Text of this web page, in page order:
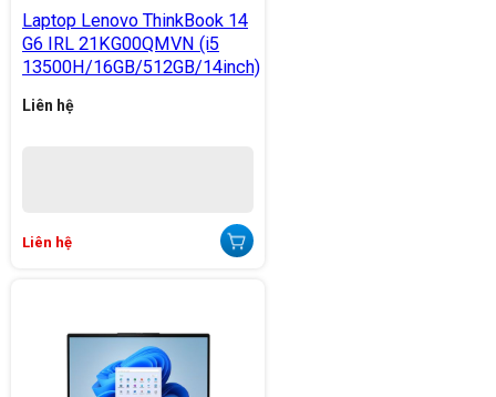
Laptop Lenovo ThinkBook 14
G6 IRL 21KG00QMVN (i5
13500H/16GB/512GB/14inch)
Liên hệ
Liên hệ